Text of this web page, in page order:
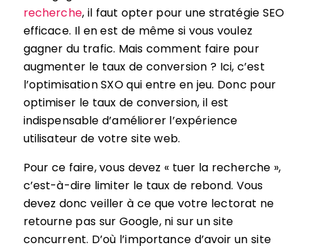
recherche, il faut opter pour une stratégie SEO
efficace. Il en est de même si vous voulez
gagner du trafic. Mais comment faire pour
augmenter le taux de conversion ? Ici, c’est
l’optimisation SXO qui entre en jeu. Donc pour
optimiser le taux de conversion, il est
indispensable d’améliorer l’expérience
utilisateur de votre site web.
Pour ce faire, vous devez « tuer la recherche »,
c’est-à-dire limiter le taux de rebond. Vous
devez donc veiller à ce que votre lectorat ne
retourne pas sur Google, ni sur un site
concurrent. D’où l’importance d’avoir un site